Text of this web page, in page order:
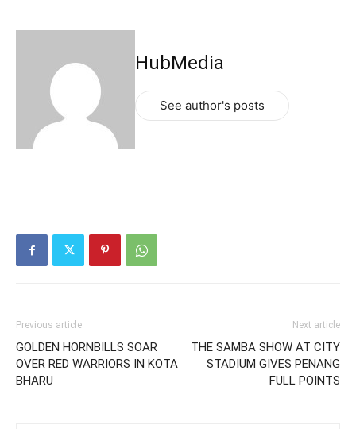
HubMedia
See author's posts
Previous article
GOLDEN HORNBILLS SOAR
OVER RED WARRIORS IN KOTA
BHARU
Next article
THE SAMBA SHOW AT CITY
STADIUM GIVES PENANG
FULL POINTS